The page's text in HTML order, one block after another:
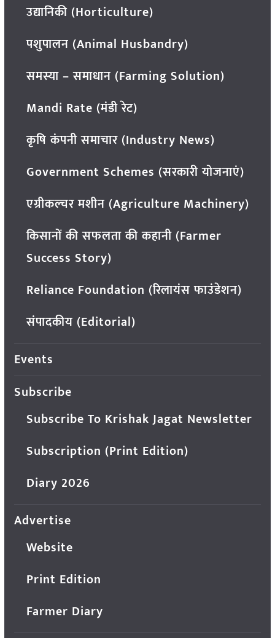
उद्यानिकी (Horticulture)
पशुपालन (Animal Husbandry)
समस्या – समाधान (Farming Solution)
Mandi Rate (मंडी रेट)
कृषि कंपनी समाचार (Industry News)
Government Schemes (सरकारी योजनाएं)
एग्रीकल्चर मशीन (Agriculture Machinery)
किसानों की सफलता की कहानी (Farmer
Success Story)
Reliance Foundation (रिलायंस फाउंडेशन)
संपादकीय (Editorial)
Events
Subscribe
Subscribe To Krishak Jagat Newsletter
Subscription (Print Edition)
Diary 2026
Advertise
Website
Print Edition
Farmer Diary